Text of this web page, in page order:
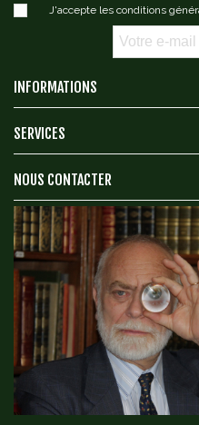
J'accepte les conditions
INFORMATIONS
SERVICES
NOUS CONTACTER